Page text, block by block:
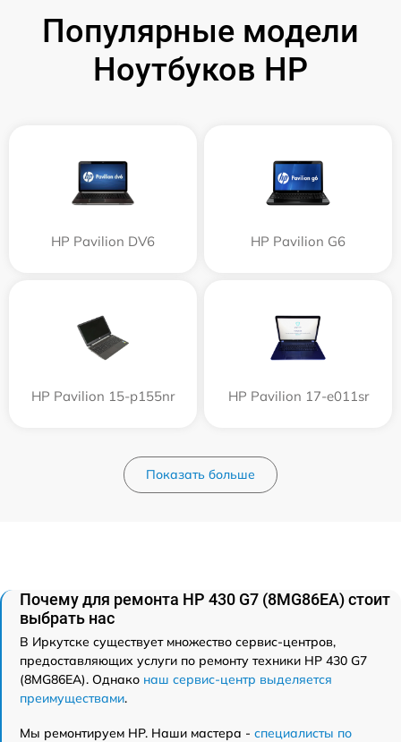
Популярные модели
Ноутбуков HP
HP Pavilion DV6 HP Pavilion G6
HP Pavilion 15-p155nr HP Pavilion 17-e011sr
Показать больше
Почему для ремонта HP 430 G7 (8MG86EA) стоит
выбрать нас
В Иркутске существует множество сервис-центров,
предоставляющих услуги по ремонту техники HP 430 G7
(8MG86EA). Однако наш сервис-центр выделяется
преимуществами.
Мы ремонтируем HP. Наши мастера - специалисты по